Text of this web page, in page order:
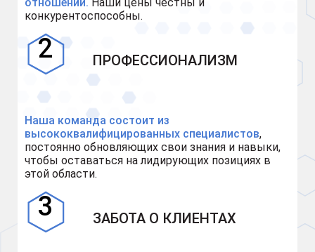
отношений. Наши цены честны и
конкурентоспособны.
ПРОФЕССИОНАЛИЗМ
Наша команда состоит из
высококвалифицированных специалистов,
постоянно обновляющих свои знания и навыки,
чтобы оставаться на лидирующих позициях в
этой области.
ЗАБОТА О КЛИЕНТАХ